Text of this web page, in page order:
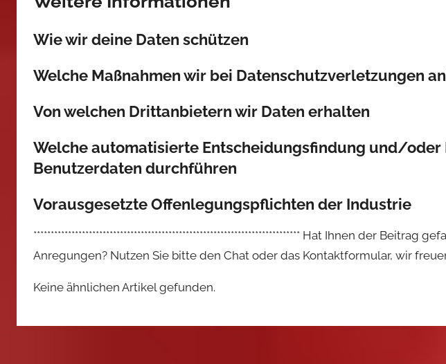
Wie wir deine Daten schützen
Welche Maßnahmen wir bei Datenschutzverletzungen
Von welchen Drittanbietern wir Daten erhalten
Welche automatisierte Entscheidungsfindung und/
Benutzerdaten durchführen
Vorausgesetzte Offenlegungspflichten der Industrie
***************************************************************************** Hat Ihnen der
Anregungen? Nutzen Sie bitte den Chat oder das Kontaktformular, wir
Keine ähnlichen Artikel gefunden.